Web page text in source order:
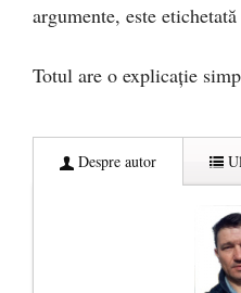
argumente, este
Totul are o explicație
Despre autor